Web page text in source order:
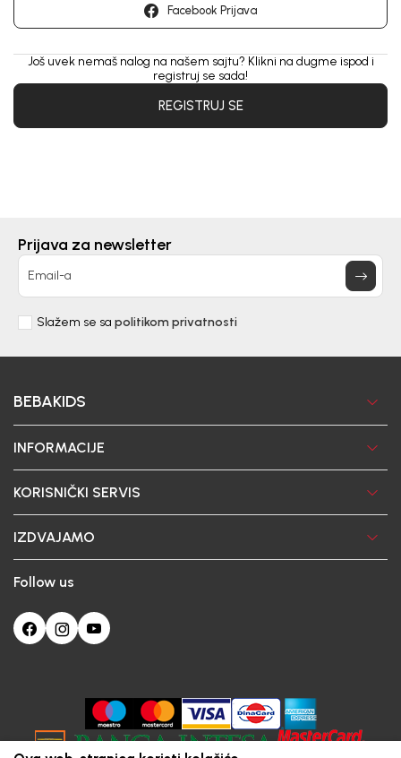
Facebook Prijava
Još uvek nemaš nalog na našem sajtu? Klikni na dugme ispod i
registruj se sada!
REGISTRUJ SE
Prijava za newsletter
Email-a
Slažem se sa politikom privatnosti
BEBAKIDS
INFORMACIJE
KORISNIČKI SERVIS
IZDVAJAMO
Follow us